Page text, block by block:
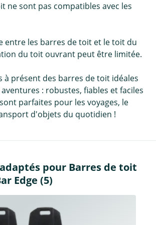
ne sont pas compatibles avec les
entre les barres de toit et le toit du
du toit ouvrant peut être limitée.
à présent des barres de toit idéales
: robustes, fiables et faciles
parfaites pour les voyages, le
d'objets du quotidien !
pour Barres de toit
Edge (5)